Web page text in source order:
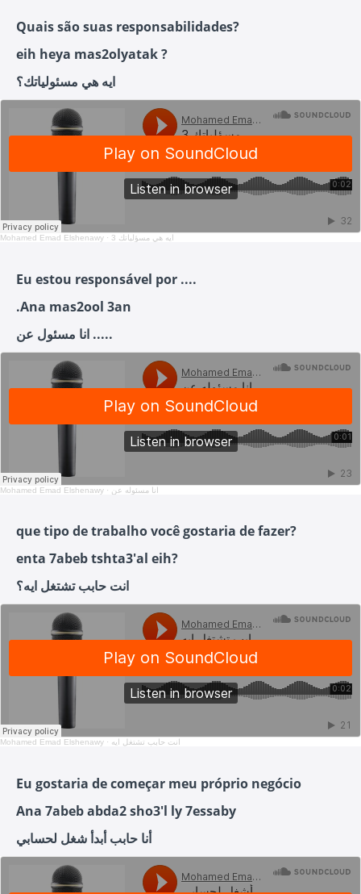
Quais são suas responsabilidades?
eih heya mas2olyatak ?
ايه هي مسئولياتك؟
Mohamed Emad Elshenawy · 3 ايه هي مسؤلياتك
Eu estou responsável por ....
.Ana mas2ool 3an
انا مسئول عن .....
Mohamed Emad Elshenawy · انا مسئوله عن
que tipo de trabalho você gostaria de fazer?
enta 7abeb tshta3'al eih?
انت حابب تشتغل ايه؟
Mohamed Emad Elshenawy · انت حابب تشتغل ايه
Eu gostaria de começar meu próprio negócio
Ana 7abeb abda2 sho3'l ly 7essaby
أنا حابب أبدأ شغل لحسابي